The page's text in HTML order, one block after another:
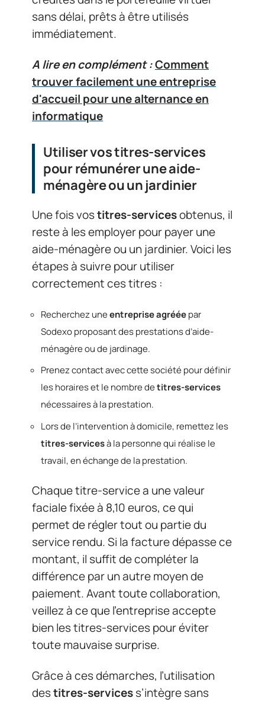
sans délai, prêts à être utilisés
immédiatement.
A lire en complément :Comment
trouver facilement une entreprise
d'accueil pour une alternance en
informatique
Utiliser vos titres-services
pour rémunérer une aide-
ménagère ou un jardinier
Une fois vostitres-servicesobtenus, il
reste à les employer pour payer une
aide-ménagère ou un jardinier. Voici les
étapes à suivre pour utiliser
correctement ces titres :
Recherchez uneentreprise agrééepar
Sodexo proposant des prestations d’aide-
ménagère ou de jardinage.
Prenez contact avec cette société pour définir
les horaires et le nombre detitres-services
nécessaires à la prestation.
Lors de l’intervention à domicile, remettez les
titres-servicesà la personne qui réalise le
travail, en échange de la prestation.
Chaque titre-service a une valeur
faciale fixée à 8,10 euros, ce qui
permet de régler tout ou partie du
service rendu. Si la facture dépasse ce
montant, il suffit de compléter la
différence par un autre moyen de
paiement. Avant toute collaboration,
veillez à ce que l’entreprise accepte
bien les titres-services pour éviter
toute mauvaise surprise.
Grâce à ces démarches, l’utilisation
destitres-servicess’intègre sans